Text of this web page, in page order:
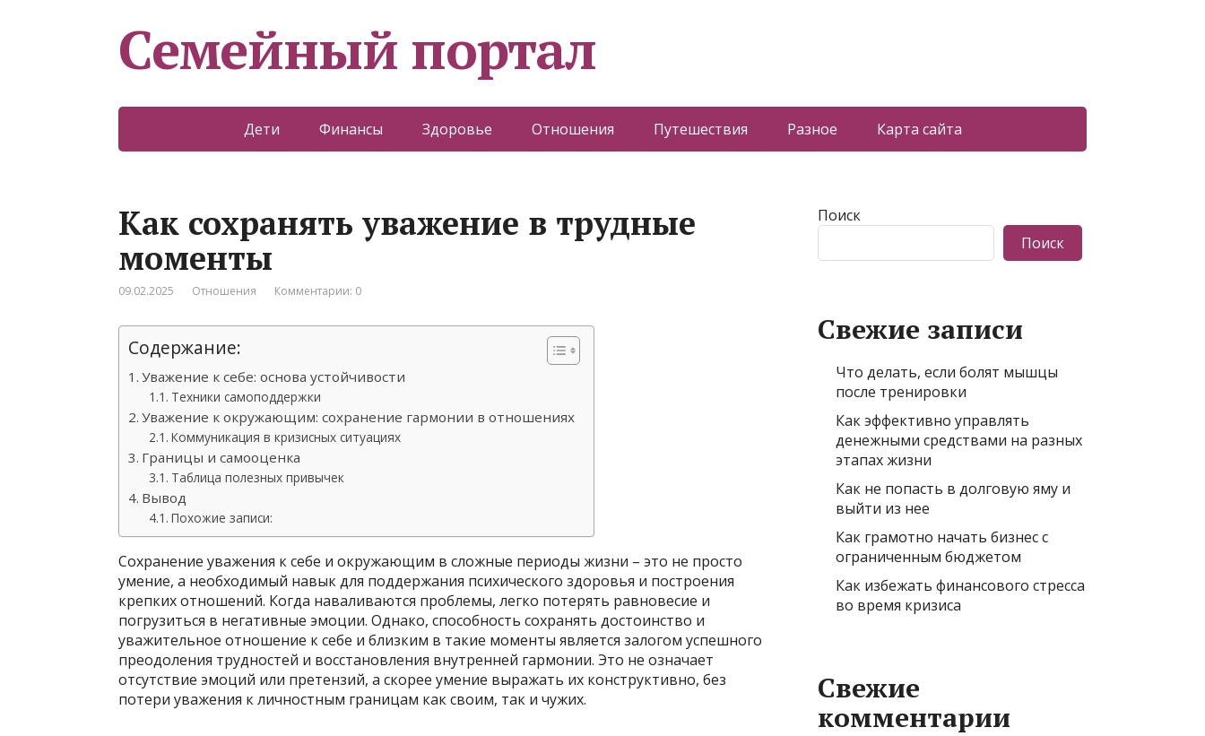
Семейный портал
Дети Финансы Здоровье Отношения Путешествия Разное Карта сайта
Как сохранять уважение в трудные
моменты
09.02.2025 Отношения Комментарии: 0
Содержание:
Уважение к себе: основа устойчивости
Техники самоподдержки
Уважение к окружающим: сохранение гармонии в отношениях
Коммуникация в кризисных ситуациях
Границы и самооценка
Таблица полезных привычек
Вывод
Похожие записи:
Сохранение уважения к себе и окружающим в сложные периоды жизни – это не просто
умение, а необходимый навык для поддержания психического здоровья и построения
крепких отношений. Когда наваливаются проблемы, легко потерять равновесие и
погрузиться в негативные эмоции. Однако, способность сохранять достоинство и
уважительное отношение к себе и близким в такие моменты является залогом успешного
преодоления трудностей и восстановления внутренней гармонии. Это не означает
отсутствие эмоций или претензий, а скорее умение выражать их конструктивно, без
потери уважения к личностным границам как своим, так и чужих.
Поиск
Поиск
Свежие записи
Что делать, если болят мышцы
после тренировки
Как эффективно управлять
денежными средствами на разных
этапах жизни
Как не попасть в долговую яму и
выйти из нее
Как грамотно начать бизнес с
ограниченным бюджетом
Как избежать финансового стресса
во время кризиса
Свежие
комментарии